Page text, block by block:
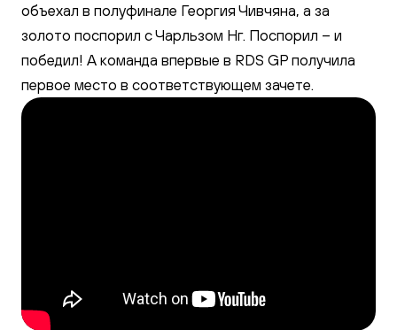
объехал в полуфинале Георгия Чивчяна, а за
золото поспорил с Чарльзом Нг. Поспорил – и
победил! А команда впервые в RDS GP получила
первое место в соответствующем зачете.